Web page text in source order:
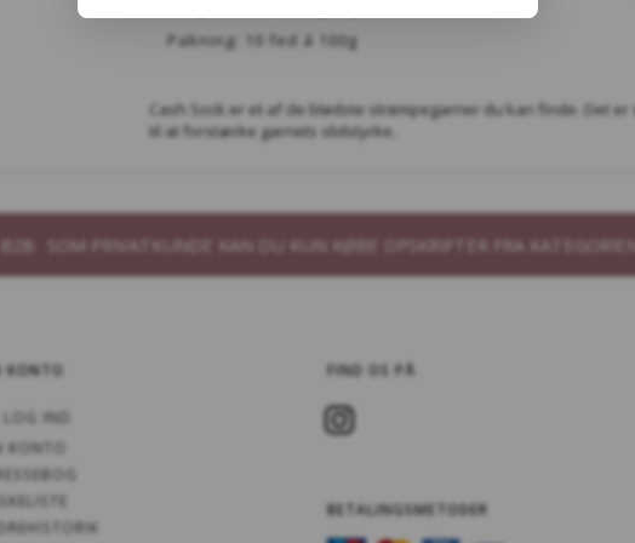
Pakning: 10 fed á 100g
Cash Sock er et af de blødste strømpegarner du kan finde. Det
til at forstærke garnets slidstyrke.
SOM PRIVATKUNDE KAN DU KUN KØBE OPSKRIFTER FRA
KONTO
LOG IND
KONTO
FIND OS PÅ
BETALINGSMETODER